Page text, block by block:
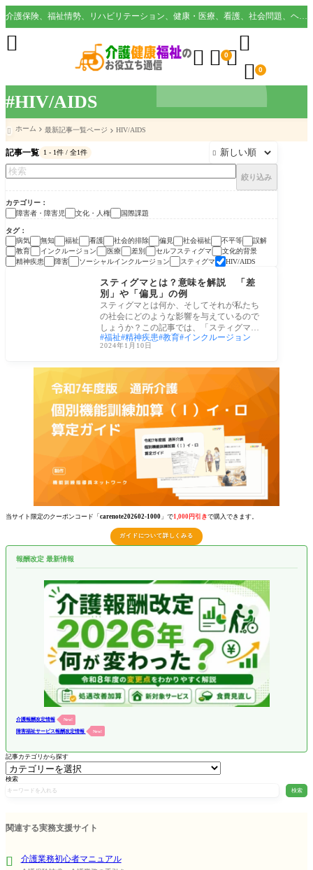
#HIV/AIDS
介護保険、福祉情勢、リハビリテーション、健康・医療、看護、社会問題、ヘルスケア業界など様々な切り口から役立つ情報を配信。
  0

 0

 ホーム 最新記事一覧ページ HIV/AIDS
記事一覧 1 - 1件 / 全1件 
絞り込み
カテゴリー
障害者・障害児
文化・人権 国際課題
タグ
病気
無知 福祉 看護 社会的排除 偏見 社会福祉 不平等
誤解
教育
インクルージョン 医療 差別 セルフスティグマ
文化的背景
精神疾患
障害 ソーシャルインクルージョン スティグマ HIV/AIDS
障害者・障害児
スティグマとは？意味を解説 「差
別」や「偏見」の例
スティグマとは何か、そしてそれが私たち
の社会にどのような影響を与えているので
しょうか？この記事では、「スティグマ
スティ
福祉 精神疾患 教育 インクルージョン
2024年1月10日
当サイト限定のクーポンコード「 carenote202602-1000 」で1,000円引きで購入できます。
ガイドについて詳しくみる
報酬改定 最新情報
介護報酬改定情報 New!
障害福祉サービス報酬改定情報 New!
記事カテゴリから探す
検索
検索
関連する実務支援サイト
介護業務初心者マニュアル